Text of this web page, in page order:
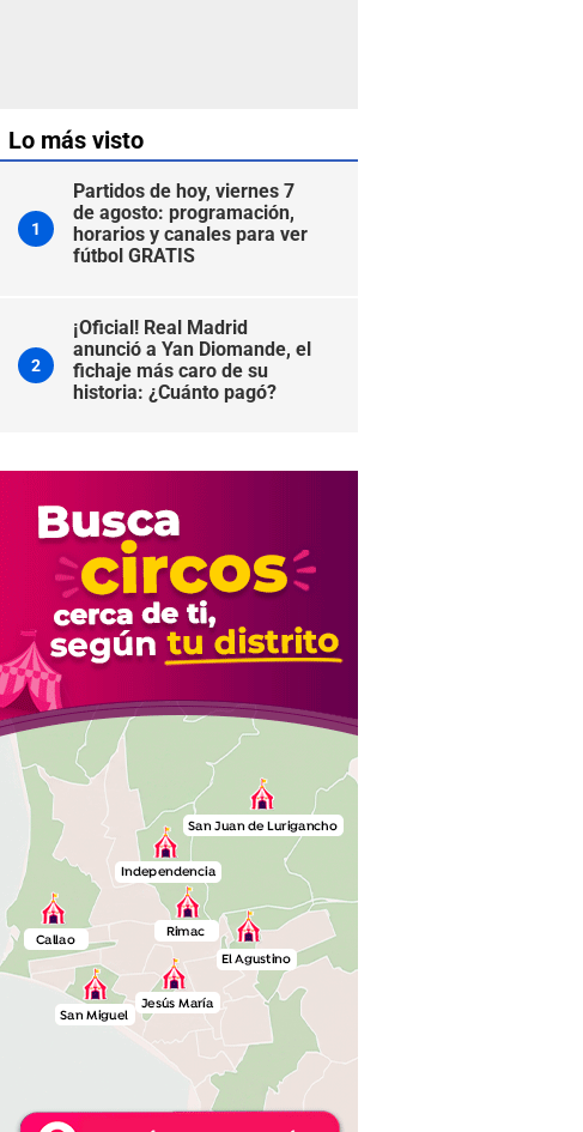
Lo más visto
1
Partidos de hoy, viernes 7
de agosto: programación,
horarios y canales para ver
fútbol GRATIS
2
¡Oficial! Real Madrid
anunció a Yan Diomande, el
fichaje más caro de su
historia: ¿Cuánto pagó?